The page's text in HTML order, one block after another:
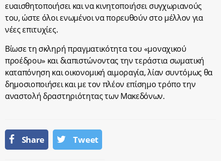
ευαισθητοποιήσει και να κινητοποιήσει συγχωριανούς
του, ώστε όλοι ενωμένοι να πορευθούν στο μέλλον για
νέες επιτυχίες.
Βίωσε τη σκληρή πραγματικότητα του «μοναχικού
προέδρου» και διαπιστώνοντας την τεράστια σωματική
καταπόνηση και οικονομική αιμοραγία, λίαν συντόμως θα
δημοσιοποιήσει και με τον πλέον επίσημο τρόπο την
αναστολή δραστηριότητας των Μακεδόνων.
Share Tweet